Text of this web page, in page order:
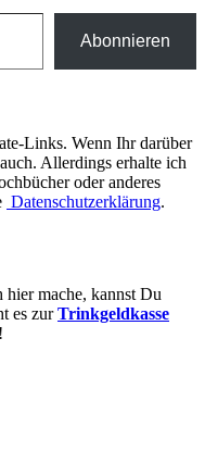
Abonnieren
Links. Wenn Ihr darüber
Allerdings erhalte ich
oder anderes
Datenschutzerklärung.
mache, kannst Du
es zurTrinkgeldkasse